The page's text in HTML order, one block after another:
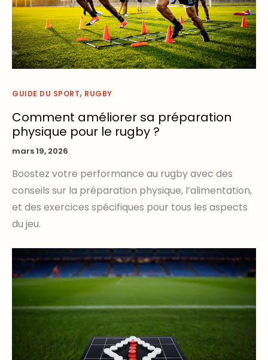
GUIDE DU SPORT, RUGBY
Comment améliorer sa préparation
physique pour le rugby ?
mars 19, 2026
Boostez votre performance au rugby avec des
conseils sur la préparation physique, l’alimentation,
et des exercices spécifiques pour tous les aspects
du jeu.